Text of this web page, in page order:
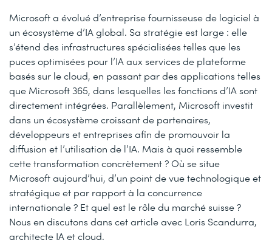
Microsoft a évolué d’entreprise fournisseuse de logiciel à
un écosystème d’IA global. Sa stratégie est large : elle
s’étend des infrastructures spécialisées telles que les
puces optimisées pour l’IA aux services de plateforme
basés sur le cloud, en passant par des applications telles
que Microsoft 365, dans lesquelles les fonctions d’IA sont
directement intégrées. Parallèlement, Microsoft investit
dans un écosystème croissant de partenaires,
développeurs et entreprises afin de promouvoir la
diffusion et l’utilisation de l’IA. Mais à quoi ressemble
cette transformation concrètement ? Où se situe
Microsoft aujourd’hui, d’un point de vue technologique et
stratégique et par rapport à la concurrence
internationale ? Et quel est le rôle du marché suisse ?
Nous en discutons dans cet article avec Loris Scandurra,
architecte IA et cloud.